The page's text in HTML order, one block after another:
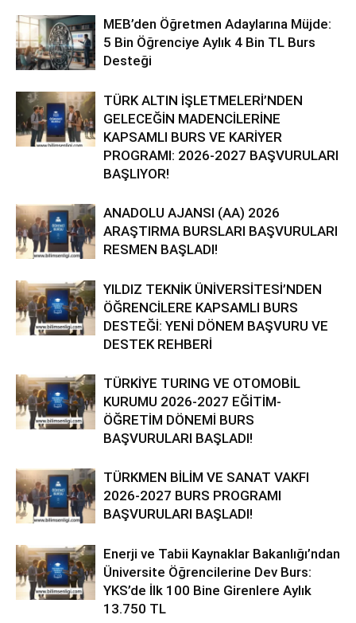
MEB’den Öğretmen Adaylarına Müjde:
5 Bin Öğrenciye Aylık 4 Bin TL Burs
Desteği
TÜRK ALTIN İŞLETMELERİ’NDEN
GELECEĞİN MADENCİLERİNE
KAPSAMLI BURS VE KARİYER
PROGRAMI: 2026-2027 BAŞVURULARI
BAŞLIYOR!
ANADOLU AJANSI (AA) 2026
ARAŞTIRMA BURSLARI BAŞVURULARI
RESMEN BAŞLADI!
YILDIZ TEKNİK ÜNİVERSİTESİ’NDEN
ÖĞRENCİLERE KAPSAMLI BURS
DESTEĞİ: YENİ DÖNEM BAŞVURU VE
DESTEK REHBERİ
TÜRKİYE TURING VE OTOMOBİL
KURUMU 2026-2027 EĞİTİM-
ÖĞRETİM DÖNEMİ BURS
BAŞVURULARI BAŞLADI!
TÜRKMEN BİLİM VE SANAT VAKFI
2026-2027 BURS PROGRAMI
BAŞVURULARI BAŞLADI!
Enerji ve Tabii Kaynaklar Bakanlığı’ndan
Üniversite Öğrencilerine Dev Burs:
YKS’de İlk 100 Bine Girenlere Aylık
13.750 TL